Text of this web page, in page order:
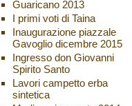
Guaricano 2013
I primi voti di Taina
Inaugurazione piazzale
Gavoglio dicembre 2015
Ingresso don Giovanni
Spirito Santo
Lavori campetto erba
sintetica